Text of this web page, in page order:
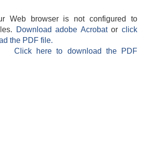
Web browser is not configured to
Download adobe Acrobatorclick
the PDF file.
Click here to download the PDF